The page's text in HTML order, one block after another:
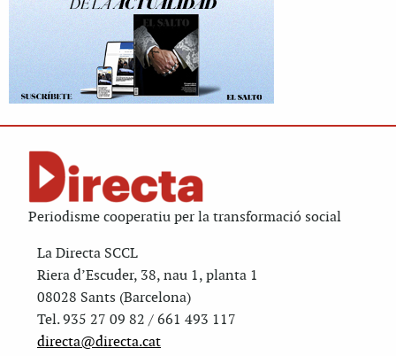
Periodisme cooperatiu per la transformació social
La Directa SCCL
Riera d’Escuder, 38, nau 1, planta 1
08028 Sants (Barcelona)
Tel. 935 27 09 82 / 661 493 117
directa@directa.cat